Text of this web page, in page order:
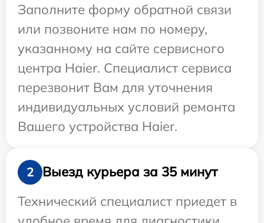
Заполните форму обратной связи
или позвоните нам по номеру,
указанному на сайте сервисного
центра Haier. Специалист сервиса
перезвонит Вам для уточнения
индивидуальных условий ремонта
Вашего устройства Haier.
2
Выезд курьера за 35 минут
Технический специалист приедет в